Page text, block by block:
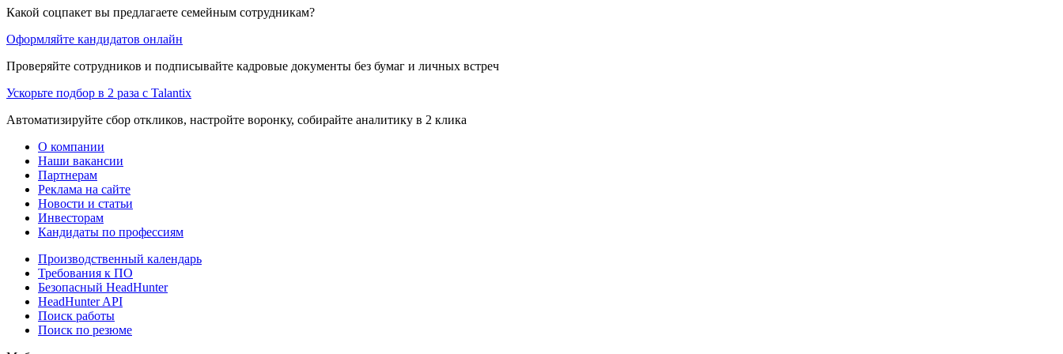
Какой соцпакет вы предлагаете семейным сотрудникам?
Оформляйте кандидатов онлайн
Проверяйте сотрудников и подписывайте кадровые документы без бумаг и личных встреч
Ускорьте подбор в 2 раза с Talantix
Автоматизируйте сбор откликов, настройте воронку, собирайте аналитику в 2 клика
О компании
Наши вакансии
Партнерам
Реклама на сайте
Новости и статьи
Инвесторам
Кандидаты по профессиям
Производственный календарь
Требования к ПО
Безопасный HeadHunter
HeadHunter API
Поиск работы
Поиск по резюме